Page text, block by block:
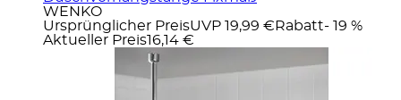
WENKO
Ursprünglicher PreisUVP 19,99 € Rabatt- 19 %
Aktueller Preis16,14 €